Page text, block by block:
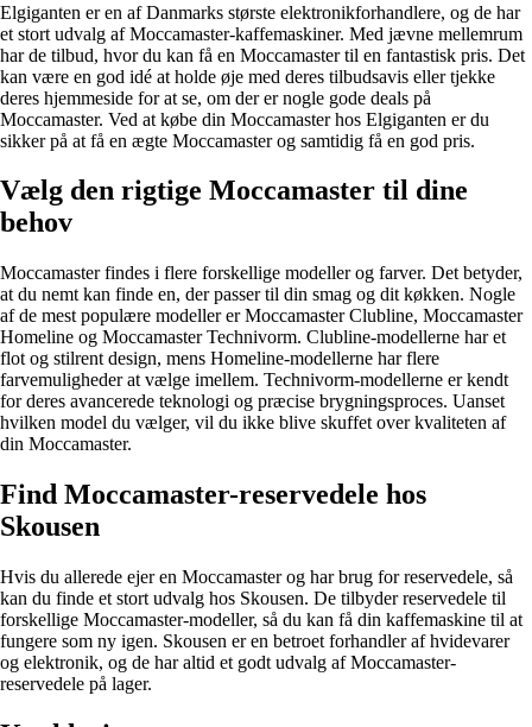
Elgiganten er en af Danmarks største elektronikforhandlere, og de har
et stort udvalg af Moccamaster-kaffemaskiner. Med jævne mellemrum
har de tilbud, hvor du kan få en Moccamaster til en fantastisk pris. Det
kan være en god idé at holde øje med deres tilbudsavis eller tjekke
deres hjemmeside for at se, om der er nogle gode deals på
Moccamaster. Ved at købe din Moccamaster hos Elgiganten er du
sikker på at få en ægte Moccamaster og samtidig få en god pris.
Vælg den rigtige Moccamaster til dine
behov
Moccamaster findes i flere forskellige modeller og farver. Det betyder,
at du nemt kan finde en, der passer til din smag og dit køkken. Nogle
af de mest populære modeller er Moccamaster Clubline, Moccamaster
Homeline og Moccamaster Technivorm. Clubline-modellerne har et
flot og stilrent design, mens Homeline-modellerne har flere
farvemuligheder at vælge imellem. Technivorm-modellerne er kendt
for deres avancerede teknologi og præcise brygningsproces. Uanset
hvilken model du vælger, vil du ikke blive skuffet over kvaliteten af
din Moccamaster.
Find Moccamaster-reservedele hos
Skousen
Hvis du allerede ejer en Moccamaster og har brug for reservedele, så
kan du finde et stort udvalg hos Skousen. De tilbyder reservedele til
forskellige Moccamaster-modeller, så du kan få din kaffemaskine til at
fungere som ny igen. Skousen er en betroet forhandler af hvidevarer
og elektronik, og de har altid et godt udvalg af Moccamaster-
reservedele på lager.